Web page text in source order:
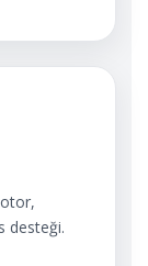
desteği.